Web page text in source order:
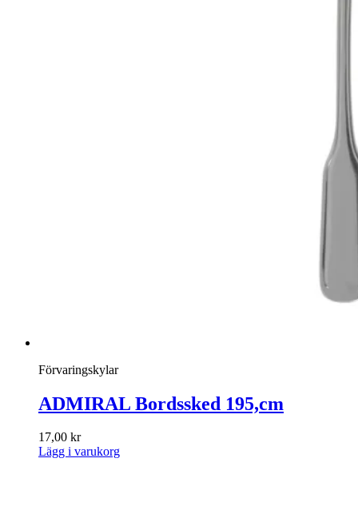
Förvaringskylar
ADMIRAL Bordssked 195,cm
17,00 kr
Lägg i varukorg